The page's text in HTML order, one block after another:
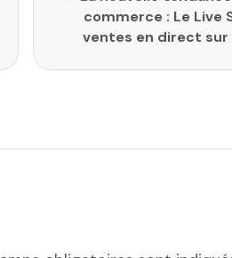
commerce : Le Live
ventes en direct sur